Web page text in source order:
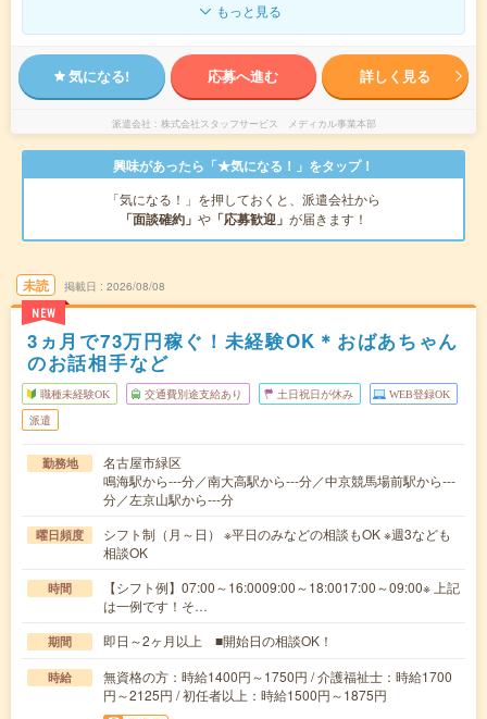
もっと見る
気になる! 応募へ進む 詳しく見る
派遣会社 株式会社スタッフサービス メディカル事業本部
興味があったら「★気になる！」をタップ！
「気になる！」を押しておくと、派遣会社から
「面談確約」 や 「応募歓迎」 が届きます！
未読
NEW
掲載日 2026/08/08
3ヵ月で73万円稼ぐ！未経験OK＊おばあちゃん
のお話相手など
職種未経験OK 交通費別途支給あり 土日祝日が休み WEB登録OK
派遣
勤務地
名古屋市緑区
鳴海駅から---分／南大高駅から---分／中京競馬場前駅から---
分／左京山駅から---分
曜日頻度
シフト制（月～日） ※平日のみなどの相談もOK ※週3なども
相談OK
時間
【シフト例】07:00～16:0009:00～18:0017:00～09:00※ 上記
は一例です！そ…
期間 即日～2ヶ月以上 ■開始日の相談OK！
時給
無資格の方：時給1400円～1750円 / 介護福祉士：時給1700
円～2125円 / 初任者以上：時給1500円～1875円